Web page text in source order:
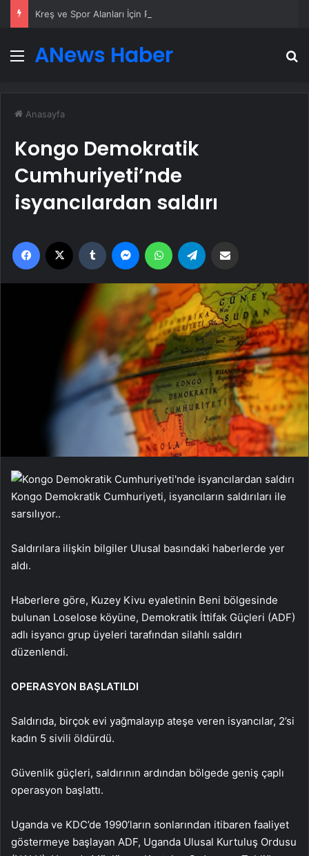
Kreş ve Spor Alanları İçin Profesyonel Zemin Çözümleri
MenüANews Haber
Anasayfa
Kongo Demokratik
Cumhuriyeti’nde
isyancılardan saldırı
Facebook Tumblr MessengerWhatsApp
Kongo Demokratik Cumhuriyeti, isyancıların saldırıları ile
sarsılıyor..
Saldırılara ilişkin bilgiler Ulusal basındaki haberlerde yer
aldı.
Haberlere göre, Kuzey Kivu eyaletinin Beni bölgesinde
bulunan Loselose köyüne, Demokratik İttifak Güçleri (ADF)
adlı isyancı grup üyeleri tarafından silahlı saldırı
düzenlendi.
OPERASYON BAŞLATILDI
Saldırıda, birçok evi yağmalayıp ateşe veren isyancılar, 2’si
kadın 5 sivili öldürdü.
Güvenlik güçleri, saldırının ardından bölgede geniş çaplı
operasyon başlattı.
Uganda ve KDC’de 1990’ların sonlarından itibaren faaliyet
göstermeye başlayan ADF, Uganda Ulusal Kurtuluş Ordusu